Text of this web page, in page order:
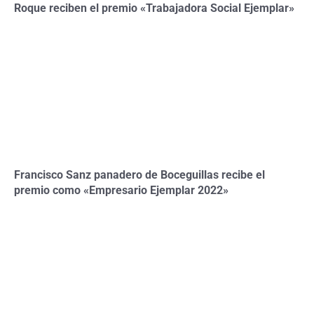
Roque reciben el premio «Trabajadora Social Ejemplar»
Francisco Sanz panadero de Boceguillas recibe el
premio como «Empresario Ejemplar 2022»